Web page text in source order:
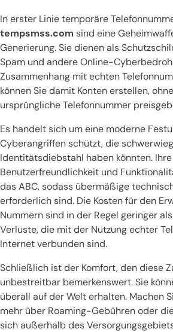
In erster Linie temporäre
tempsmss.com sind eine
Generierung. Sie dienen als
Spam und andere Online-
Zusammenhang mit echten
können Sie damit Konten erstellen,
ursprüngliche Telefonnummer
Es handelt sich um eine moderne
Cyberangriffen schützt, die
Identitätsdiebstahl haben könnten. Ihre
Benutzerfreundlichkeit und
das ABC, sodass übermäßige
erforderlich sind. Die Kosten für den
Nummern sind in der Regel geringer
Verluste, die mit der Nutzung echter
Internet verbunden sind.
Schließlich ist der Komfort, den diese
unbestreitbar bemerkenswert. Sie
überall auf der Welt erhalten. Machen
mehr über Roaming-Gebühren oder
sich außerhalb des